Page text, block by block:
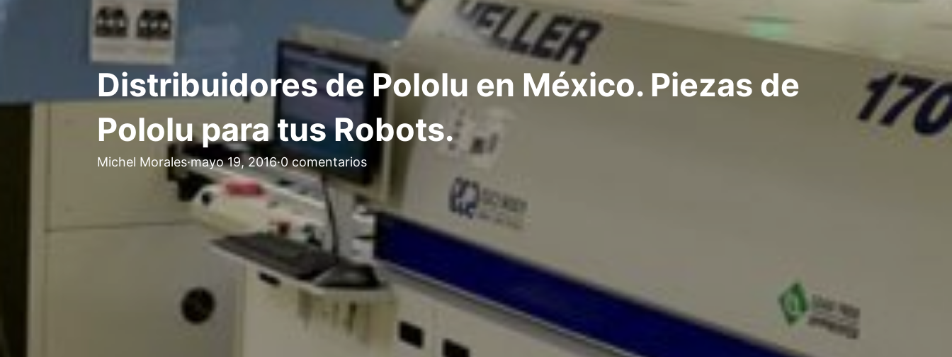
Distribuidores de Pololu en México. Piezas de
Pololu para tus Robots.
Michel Morales·mayo 19, 2016·0 comentarios